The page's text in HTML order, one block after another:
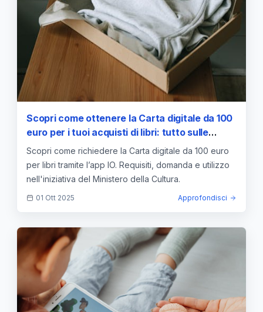
Scopri come ottenere la Carta digitale da 100
euro per i tuoi acquisti di libri: tutto sulle
domande tramite l’app IO
Scopri come richiedere la Carta digitale da 100 euro
per libri tramite l’app IO. Requisiti, domanda e utilizzo
nell'iniziativa del Ministero della Cultura.
01 Ott 2025 Approfondisci